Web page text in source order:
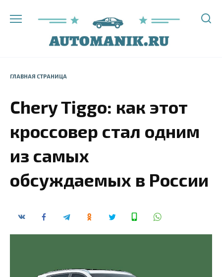
ГЛАВНАЯ СТРАНИЦА
Chery Tiggo: как этот
кроссовер стал одним
из самых
обсуждаемых в России